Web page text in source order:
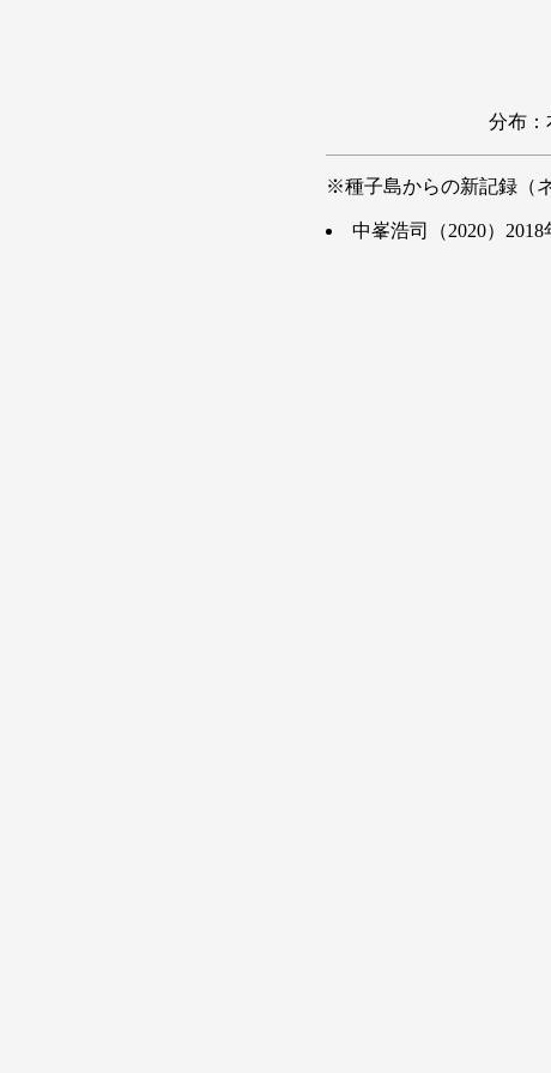
分布：
※種子島からの新記録（
中峯浩司（2020）